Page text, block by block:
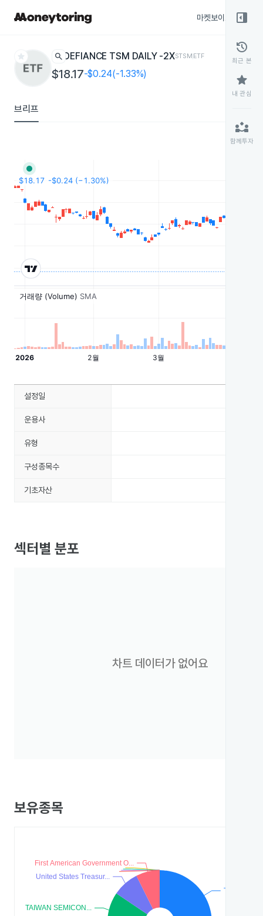
마켓보이스
star search DEFIANCE TSM DAILY -2XSTSMETF
$18.17-$0.24(-1.33%)
브리프
right_panel_open
history
최근 본
star
내 관심
partner_exchange
함께투자